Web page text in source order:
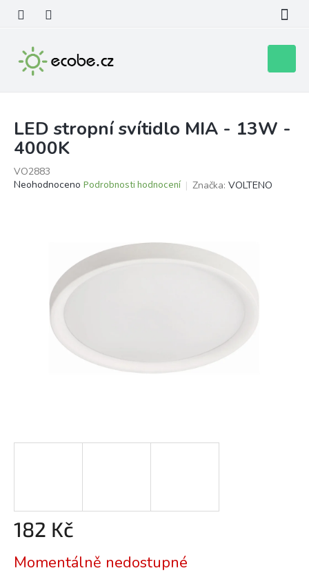
obsah
košík
LED stropní svítidlo MIA - 13W -
4000K
VO2883
Průměrné
Neohodnoceno Podrobnosti hodnocení Značka: VOLTENO
182 Kč
cena:
Momentálně nedostupné